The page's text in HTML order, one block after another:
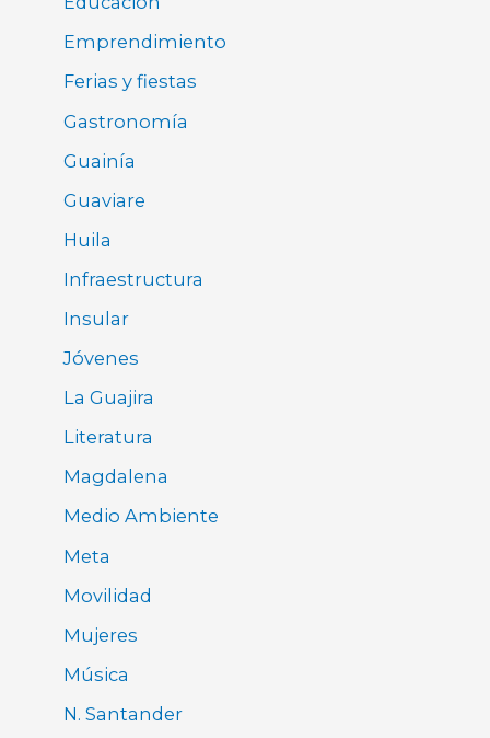
Emprendimiento
Ferias y fiestas
Gastronomía
Guainía
Guaviare
Huila
Infraestructura
Insular
Jóvenes
La Guajira
Literatura
Magdalena
Medio Ambiente
Meta
Movilidad
Mujeres
Música
N. Santander